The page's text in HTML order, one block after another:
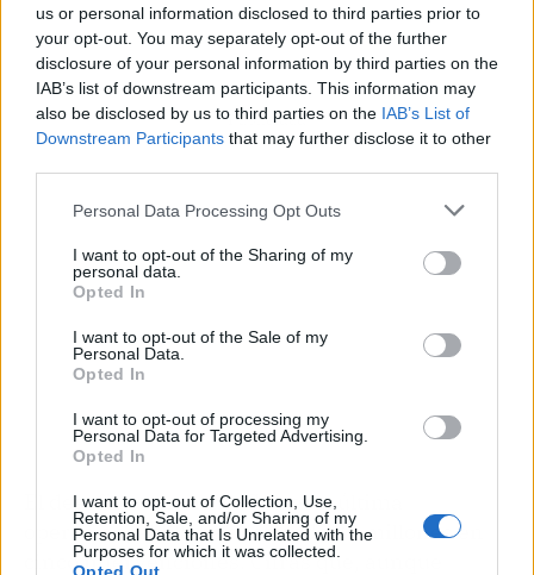
us or personal information disclosed to third parties prior to
your opt-out. You may separately opt-out of the further
disclosure of your personal information by third parties on the
IAB’s list of downstream participants. This information may
also be disclosed by us to third parties on the IAB’s List of
Downstream Participants that may further disclose it to other
Personal Data Processing Opt Outs
I want to opt-out of the Sharing of my
personal data.
Opted In
I want to opt-out of the Sale of my
Personal Data.
Opted In
I want to opt-out of processing my
Personal Data for Targeted Advertising.
Opted In
I want to opt-out of Collection, Use,
Retention, Sale, and/or Sharing of my
Personal Data that Is Unrelated with the
Purposes for which it was collected.
Publicidad
El desafío es enorme. Con esta última
operación, el FIS ha destinado 27 millones en
cinco intervenciones. Cifras que, aunque